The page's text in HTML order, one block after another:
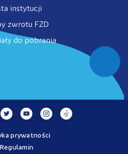
instytucji
zwrotu FZD
do pobrania
prywatności
Regulamin